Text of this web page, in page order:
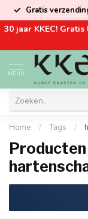
Gratis
30 jaar KKEC!
MENU
Home / Tags /